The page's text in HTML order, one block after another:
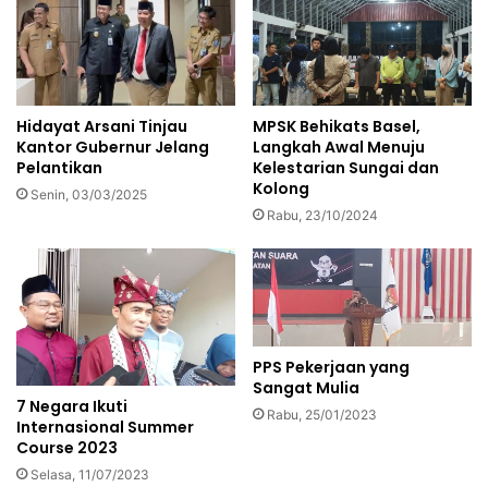
Hidayat Arsani Tinjau
Kantor Gubernur Jelang
Pelantikan
Senin, 03/03/2025
MPSK Behikats Basel,
Langkah Awal Menuju
Kelestarian Sungai dan
Kolong
Rabu, 23/10/2024
7 Negara Ikuti
Internasional Summer
Course 2023
Selasa, 11/07/2023
PPS Pekerjaan yang
Sangat Mulia
Rabu, 25/01/2023